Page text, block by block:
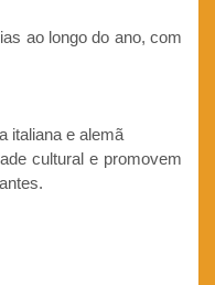
ao longo do ano, com
italiana e alemã
cultural e promovem